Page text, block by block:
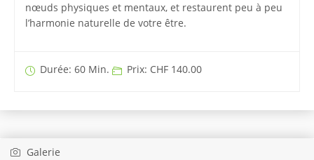
nœuds physiques et mentaux, et restaurent peu à peu
l’harmonie naturelle de votre être.
Durée: 60 Min. Prix: CHF 140.00
Galerie